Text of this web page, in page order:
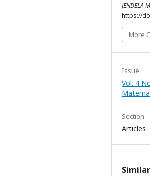
JENDELA
https://
More
Issue
Vol. 4
Section
Articles